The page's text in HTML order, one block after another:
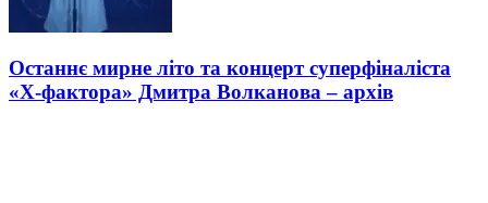
Останнє мирне літо та концерт суперфіналіста
«Х-фактора» Дмитра Волканова – архів